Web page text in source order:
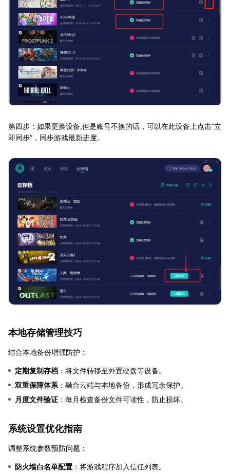
第四步：如果更换设备,但是账号不换的话，可以在此设备上点击“立
即同步”，同步游戏最新进度。
本地存储管理技巧
结合本地备份增强防护：
定期复制存档 ：将文件转移至外置硬盘等设备。
双重保障体系 ：融合云端与本地备份，形成冗余保护。
月度文件验证 ：每月检查备份文件可读性，防止损坏。
系统设置优化指南
调整系统参数预防问题：
防火墙白名单配置 ：将游戏程序加入信任列表。